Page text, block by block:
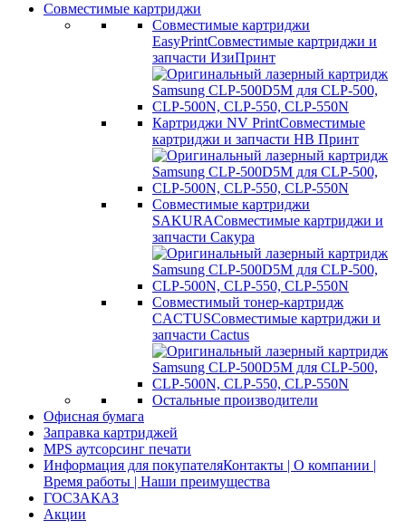
Совместимые картриджи
Совместимые картриджи
EasyPrintСовместимые картриджи и
запчасти ИзиПринт
Картриджи NV PrintСовместимые
картриджи и запчасти НВ Принт
Совместимые картриджи
SAKURAСовместимые картриджи и
запчасти Сакура
Совместимый тонер-картридж
CACTUSСовместимые картриджи и
запчасти Cactus
Остальные производители
Офисная бумага
Заправка картриджей
MPS аутсорсинг печати
Информация для покупателяКонтакты | О компании |
Время работы | Наши преимущества
ГОСЗАКАЗ
Акции